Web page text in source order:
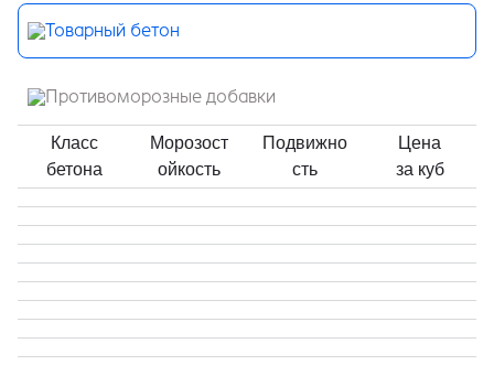
Товарный бетон
Противоморозные добавки
Класс
бетона
Морозост
ойкость
Подвижно
сть
Цена
за куб